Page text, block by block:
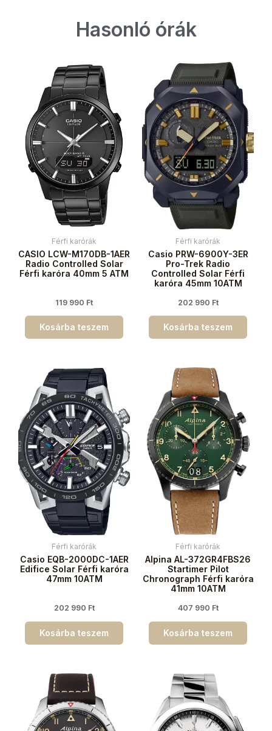
Hasonló órák
Férfi karórák
CASIO LCW-M170DB-1AER
Radio Controlled Solar
Férfi karóra 40mm 5 ATM
119 990 Ft
Kosárba teszem
Férfi karórák
Casio PRW-6900Y-3ER
Pro-Trek Radio
Controlled Solar Férfi
karóra 45mm 10ATM
202 990 Ft
Kosárba teszem
Férfi karórák
Casio EQB-2000DC-1AER
Edifice Solar Férfi karóra
47mm 10ATM
202 990 Ft
Kosárba teszem
Férfi karórák
Alpina AL-372GR4FBS26
Startimer Pilot
Chronograph Férfi karóra
41mm 10ATM
407 990 Ft
Kosárba teszem